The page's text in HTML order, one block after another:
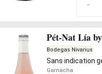
-
Pét-Nat Lía
Bodegas Nivarius
Sans indication
Garnacha